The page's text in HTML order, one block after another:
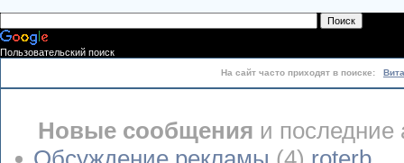
Пользовательский поиск
На сайт часто приходят в поиске:
Новые сообщения и последние